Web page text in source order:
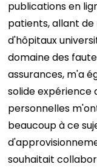
publications en
patients, allant de
d'hôpitaux
domaine des
assurances, m'a
solide expérience
personnelles
beaucoup à ce
souhaitait